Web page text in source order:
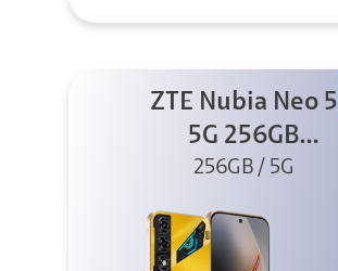
ZTE Nubia Neo 5
5G 256GB
Dorado
256GB / 5G